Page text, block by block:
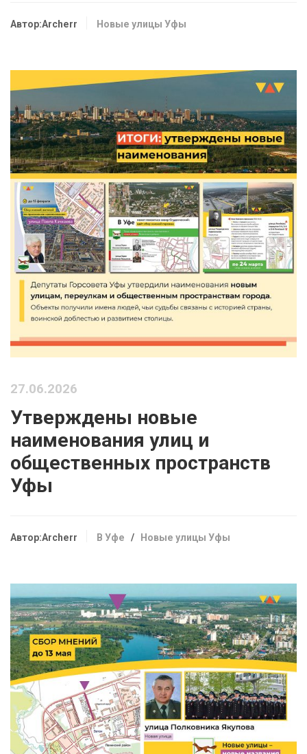
Автор:Archerr Новые улицы Уфы
27.06.2026
Утверждены новые
наименования улиц и
общественных пространств
Уфы
Автор:Archerr В Уфе / Новые улицы Уфы